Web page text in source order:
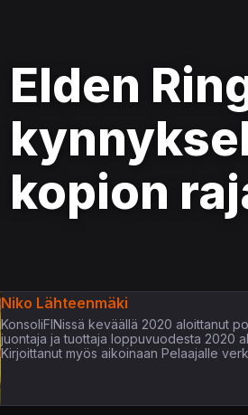
Elden
kopion
Niko Lähteenmäki
KonsoliFINissä keväällä 2020 aloittanut
juontaja ja tuottaja loppuvuodesta 2020
Kirjoittanut myös aikoinaan Pelaajalle